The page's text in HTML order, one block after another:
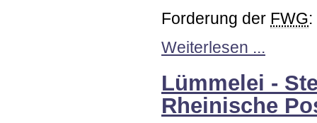
Forderung der FWG
Weiterlesen ...
Lümmelei -
Rheinische